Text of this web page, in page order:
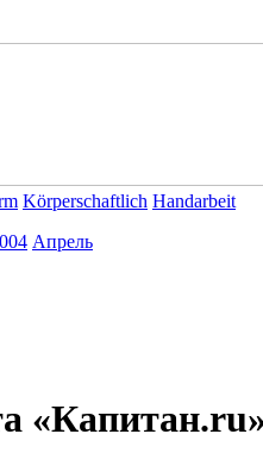
Körperschaftlich Handarbeit
Апрель